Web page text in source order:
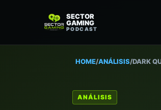
SECTOR
GAMING
PODCAST
HOME/ANÁLISIS/DARK
ANÁLISIS